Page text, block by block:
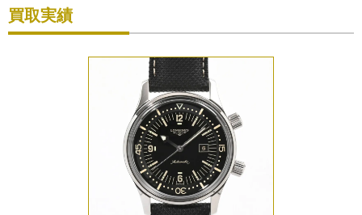
買取サービスのご案内
買取ブランド
買取実績